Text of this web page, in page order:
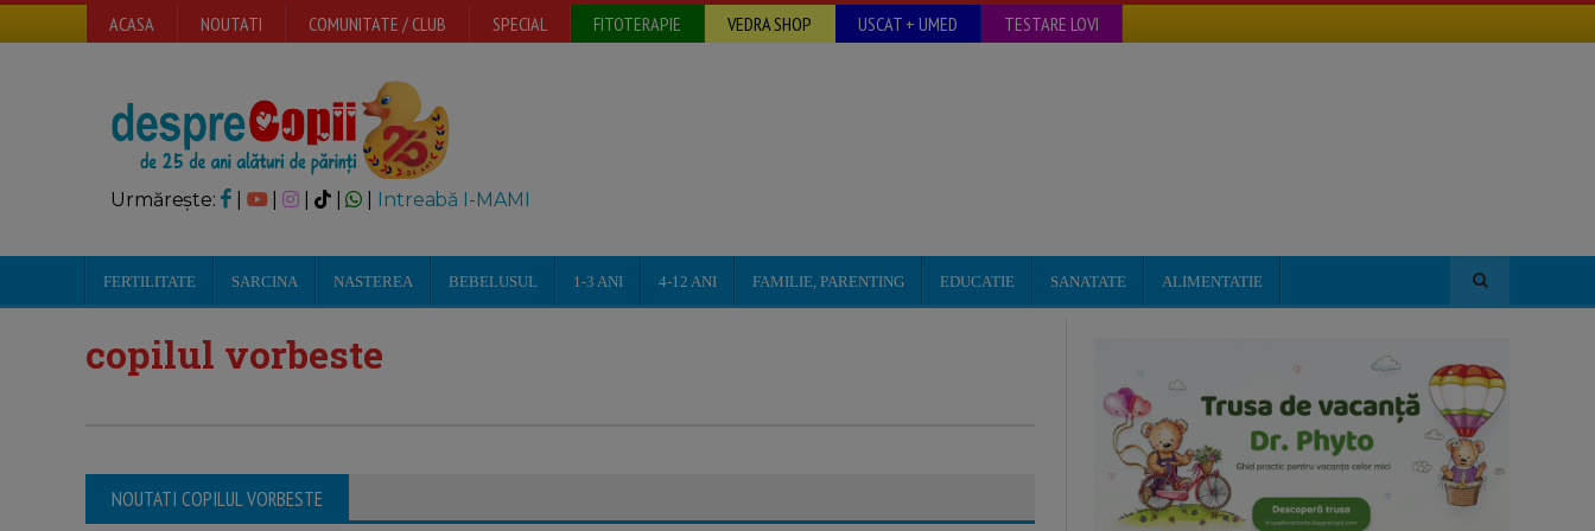
ACASA NOUTATI COMUNITATE / CLUB SPECIAL FITOTERAPIE VEDRA SHOP USCAT + UMED TESTARE LOVI
Urmărește: | | Intreabă I-MAMI
FERTILITATE SARCINA NASTEREA BEBELUSUL 1-3 ANI 4-12 ANI FAMILIE, PARENTING EDUCATIE SANATATE ALIMENTATIE
copilul vorbeste
NOUTATI COPILUL VORBESTE